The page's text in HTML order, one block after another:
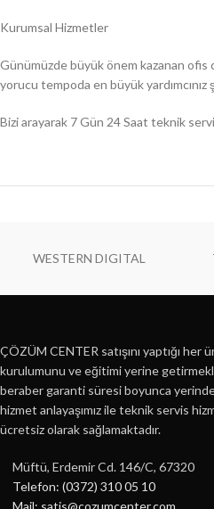
Kurumsal Hizmetler
Günümüzde büyük önem kazanan ofis
yorucu tempoda en büyük yardımcınız
Bizi arayarak 7 Gün 24 Saat teknik
WESTERN DIGITAL
ÇÖZÜM CENTER satışını yaptığı her
kurulumunu ve eğitimi yerine
beraber garanti süresi boyunca
hizmet anlayaşımız ile teknik servis
ücretsiz olarak sağlamaktadır.
Müftü, Erdemir Cd. 146/C, 67320
Telefon: (0372) 310 05 10
Mail: satis@cozumcenter.com